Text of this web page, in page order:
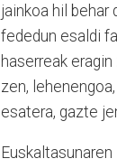
jainkoa hil behar
fededun esaldi
haserreak
zen,
esatera, gazte